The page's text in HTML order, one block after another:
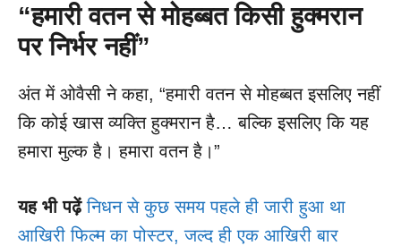
“हमारी वतन से मोहब्बत किसी हुक्मरान
पर निर्भर नहीं”
अंत में ओवैसी ने कहा, “हमारी वतन से मोहब्बत इसलिए नहीं
कि कोई खास व्यक्ति हुक्मरान है… बल्कि इसलिए कि यह
हमारा मुल्क है। हमारा वतन है।”
यह भी पढ़ेंनिधन से कुछ समय पहले ही जारी हुआ था
आखिरी फिल्म का पोस्टर, जल्द ही एक आखिरी बार